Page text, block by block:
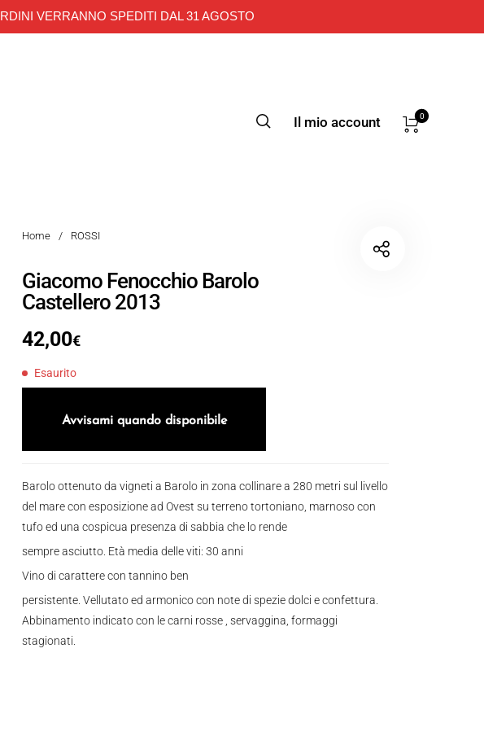
VERRANNO SPEDITI DAL 31 AGOSTO
Il mio account 0
Home / ROSSI
Giacomo Fenocchio Barolo
Castellero 2013
42,00€
Esaurito
Avvisami quando disponibile
Barolo ottenuto da vigneti a Barolo in zona collinare a 280 metri sul livello
del mare con esposizione ad Ovest su terreno tortoniano, marnoso con
tufo ed una cospicua presenza di sabbia che lo rende
sempre asciutto. Età media delle viti: 30 anni
Vino di carattere con tannino ben
persistente. Vellutato ed armonico con note di spezie dolci e confettura.
Abbinamento indicato con le carni rosse , servaggina, formaggi
stagionati.